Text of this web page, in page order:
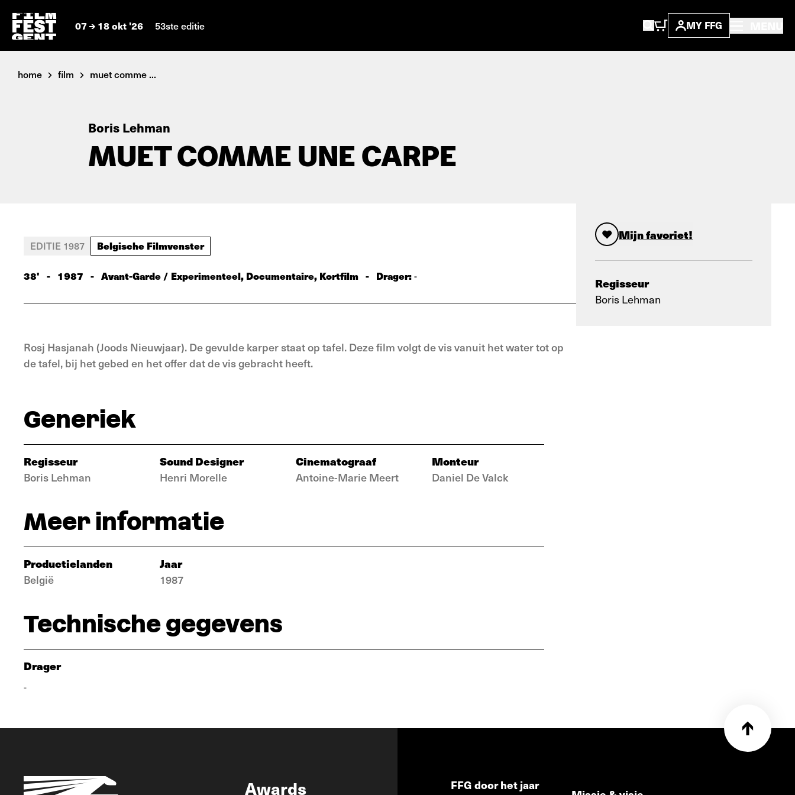
07 18 okt '26 53ste editie MY FFG
home film muet comme ...
Boris Lehman
MUET COMME UNE CARPE
Mijn favoriet!
Regisseur
Boris Lehman
EDITIE 1987 Belgische Filmvenster
38' - 1987 - Avant-Garde / Experimenteel, Documentaire, Kortfilm - Drager:-
Rosj Hasjanah (Joods Nieuwjaar). De gevulde karper staat op tafel. Deze film volgt de vis vanuit het water tot op
de tafel, bij het gebed en het offer dat de vis gebracht heeft.
Generiek
Regisseur
Boris Lehman
Sound Designer
Henri Morelle
Cinematograaf
Antoine-Marie Meert
Monteur
Daniel De Valck
Meer informatie
Productielanden
België
Jaar
1987
Technische gegevens
Drager
-
Awards FFG door het jaar